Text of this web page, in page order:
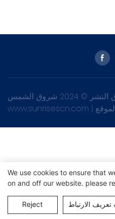
www.sunrisescn.com |
We use cookies to ensure that
on and off our website. please
Reject الارتباط